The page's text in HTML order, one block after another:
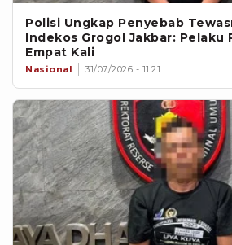
Polisi Ungkap Penyebab
Indekos Grogol Jakbar: Pelaku
Empat Kali
Nasional 31/07/2026 - 11:21